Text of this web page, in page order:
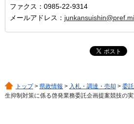
ファクス：0985-22-9314
メールアドレス：
トップ> 県政情報 > 入札・調達・売却 > 委
生抑制対策に係る啓発業務委託企画提案競技の